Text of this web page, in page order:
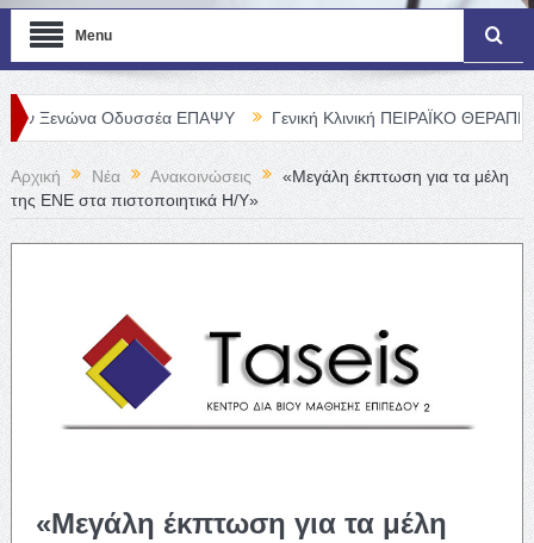
Menu
Οδυσσέα ΕΠΑΨΥ Γενική Κλινική ΠΕΙΡΑΪΚΟ ΘΕΡΑΠΕΥΤΗΡΙΟ Α.
Αρχική Νέα Ανακοινώσεις
«Μεγάλη έκπτωση για τα μέλη
της ΕΝΕ στα πιστοποιητικά Η/Υ»
«Μεγάλη έκπτωση για τα μέλη